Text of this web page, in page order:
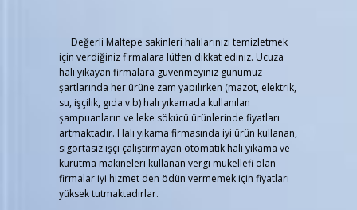
Değerli Maltepe sakinleri halılarınızı temizletmek
için verdiğiniz firmalara lütfen dikkat ediniz. Ucuza
halı yıkayan firmalara güvenmeyiniz günümüz
şartlarında her ürüne zam yapılırken (mazot, elektrik,
su, işçilik, gıda v.b) halı yıkamada kullanılan
şampuanların ve leke sökücü ürünlerinde fiyatları
artmaktadır. Halı yıkama firmasında iyi ürün kullanan,
sigortasız işçi çalıştırmayan otomatik halı yıkama ve
kurutma makineleri kullanan vergi mükellefi olan
firmalar iyi hizmet den ödün vermemek için fiyatları
yüksek tutmaktadırlar.